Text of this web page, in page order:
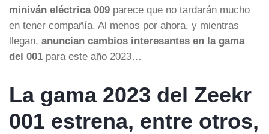
miniván eléctrica 009 parece que no tardarán mucho
en tener compañía. Al menos por ahora, y mientras
llegan, anuncian cambios interesantes en la gama
del 001 para este año 2023…
La gama 2023 del Zeekr
001 estrena, entre otros,